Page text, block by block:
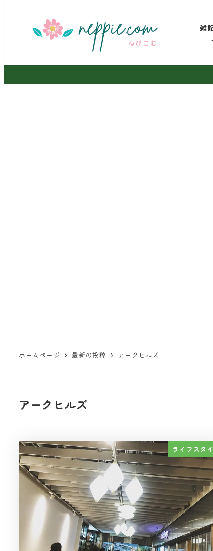
ン
テ
雑
ホームページ 最新の投稿 アークヒルズ
アークヒルズ
ライフスタ